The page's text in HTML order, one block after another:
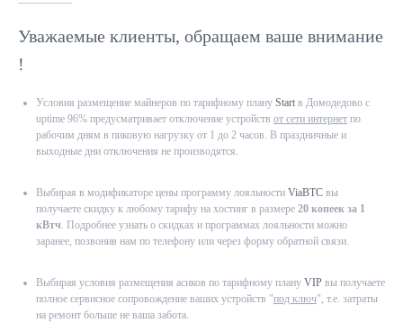
Уважаемые клиенты, обращаем ваше внимание
!
Условия размещение майнеров по тарифному плану Start в Домодедово с
uptime 96% предусматривает отключение устройств от сети интернет по
рабочим дням в пиковую нагрузку от 1 до 2 часов. В праздничные и
выходные дни отключения не производятся.
Выбирая в модификаторе цены программу лояльности ViaBTC вы
получаете скидку к любому тарифу на хостинг в размере 20 копеек за 1
кВтч. Подробнее узнать о скидках и программах лояльности можно
заранее, позвонив нам по телефону или через форму обратной связи.
Выбирая условия размещения асиков по тарифному плану VIP вы получаете
полное сервисное сопровождение ваших устройств "под ключ", т.е. затраты
на ремонт больше не ваша забота.